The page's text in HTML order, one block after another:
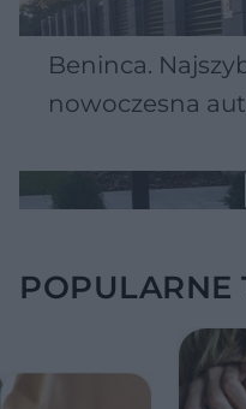
Beninca.
nowoczesna
POPULARNE